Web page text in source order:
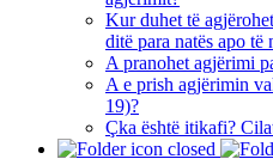
Kur duhet të
ditë para natës apo të
A pranohet agjërimi
A e prish agjërimin
19)?
Çka është itikafi?